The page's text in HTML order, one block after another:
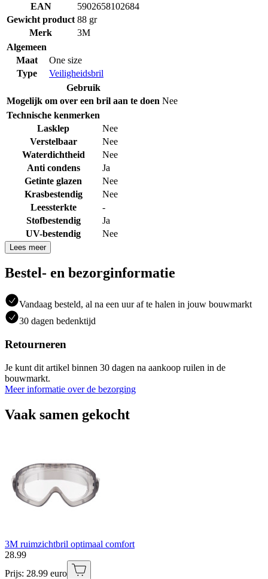
EAN
5902658102684
Gewicht product 88 gr
Merk
3M
Algemeen
Maat
One size
Type
Veiligheidsbril
Gebruik
Mogelijk om over een bril aan te doen Nee
Technische kenmerken
Lasklep
Nee
Verstelbaar
Nee
Waterdichtheid
Nee
Anti condens
Ja
Getinte glazen
Nee
Krasbestendig
Nee
Leessterkte
-
Stofbestendig
Ja
UV-bestendig
Nee
Lees meer
Bestel- en bezorginformatie
Vandaag besteld, al na een uur af te halen in jouw bouwmarkt
30 dagen bedenktijd
Retourneren
Je kunt dit artikel binnen 30 dagen na aankoop ruilen in de
bouwmarkt.
Meer informatie over de bezorging
Vaak samen gekocht
3M ruimzichtbril optimaal comfort
28.99
Prijs: 28.99 euro